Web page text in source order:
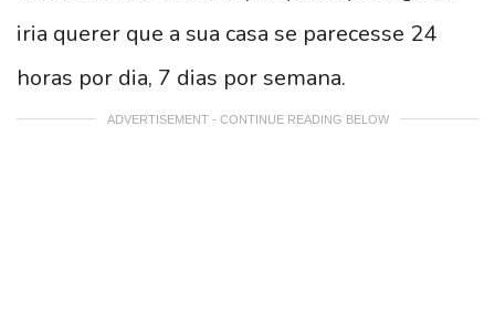
iria querer que a sua casa se parecesse 24
horas por dia, 7 dias por semana.
ADVERTISEMENT - CONTINUE READING BELOW